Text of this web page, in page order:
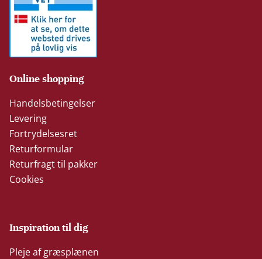
Online shopping
Handelsbetingelser
Levering
Fortrydelsesret
Returformular
Returfragt til pakker
Cookies
Inspiration til dig
Pleje af græsplænen